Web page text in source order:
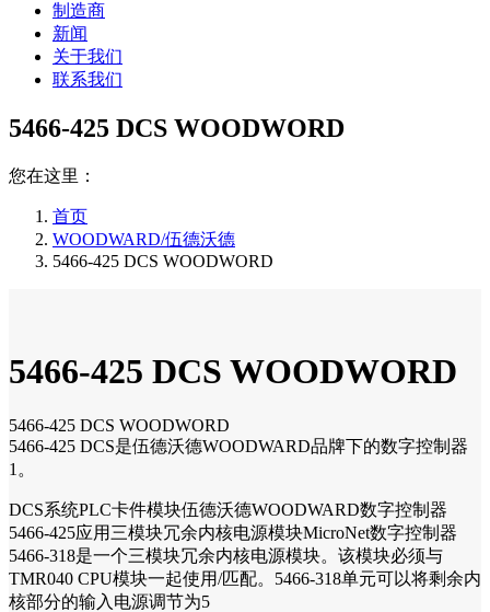
制造商
新闻
关于我们
联系我们
5466-425 DCS WOODWORD
您在这里：
首页
WOODWARD/伍德沃德
5466-425 DCS WOODWORD
5466-425 DCS WOODWORD
5466-425 DCS WOODWORD
5466-425 DCS是伍德沃德WOODWARD品牌下的数字控制器
1。
DCS系统PLC卡件模块伍德沃德WOODWARD数字控制器
5466-425应用三模块冗余内核电源模块MicroNet数字控制器
5466-318是一个三模块冗余内核电源模块。该模块必须与
TMR040 CPU模块一起使用/匹配。5466-318单元可以将剩余内
核部分的输入电源调节为5